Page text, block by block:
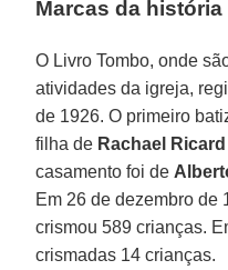
Marcas da história
O Livro Tombo, onde
atividades da igreja,
de 1926. O primeiro
filha de Rachael Ricard
casamento foi de
Em 26 de dezembro de
crismou 589 crianças.
crismadas 14 crianças.